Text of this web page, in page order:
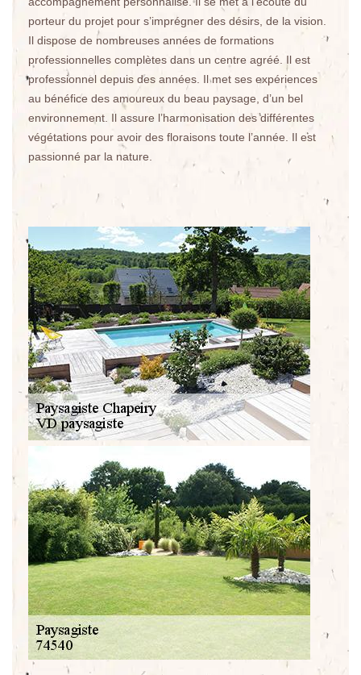
porteur du projet pour s’imprégner des désirs, de la vision.
Il dispose de nombreuses années de formations
professionnelles complètes dans un centre agréé. Il est
professionnel depuis des années. Il met ses expériences
au bénéfice des amoureux du beau paysage, d’un bel
environnement. Il assure l’harmonisation des différentes
végétations pour avoir des floraisons toute l’année. Il est
passionné par la nature.